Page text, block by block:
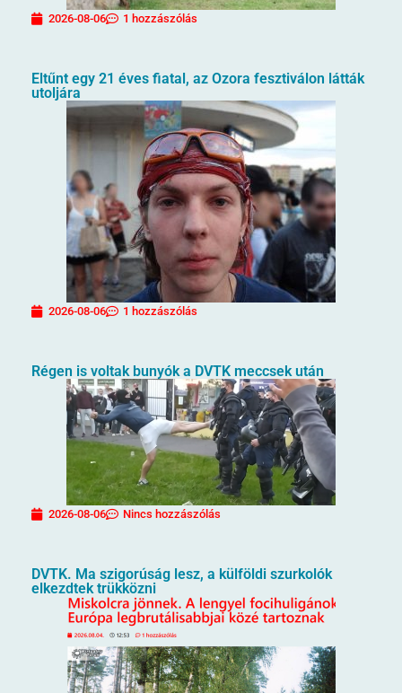
2026-08-06 1 hozzászólás
Eltűnt egy 21 éves fiatal, az Ozora fesztiválon látták
utoljára
2026-08-06 1 hozzászólás
Régen is voltak bunyók a DVTK meccsek után
2026-08-06 Nincs hozzászólás
DVTK. Ma szigorúság lesz, a külföldi szurkolók
elkezdtek trükközni